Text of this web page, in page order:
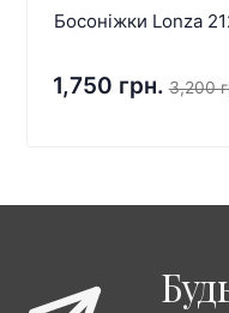
Босоніжки Lonza
1,750 грн. 3,200